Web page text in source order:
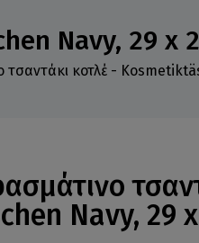
Navy, 29 x
τσαντάκι κοτλέ -
Navy, 29